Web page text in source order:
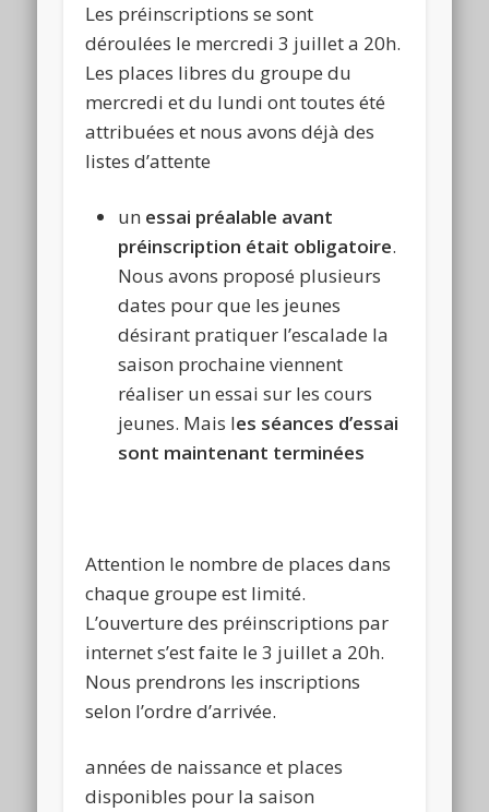
Les préinscriptions se sont
déroulées le mercredi 3 juillet a 20h.
Les places libres du groupe du
mercredi et du lundi ont toutes été
attribuées et nous avons déjà des
listes d’attente
un essai préalable avant
préinscription était obligatoire.
Nous avons proposé plusieurs
dates pour que les jeunes
désirant pratiquer l’escalade la
saison prochaine viennent
réaliser un essai sur les cours
jeunes. Mais les séances d’essai
sont maintenant terminées
Attention le nombre de places dans
chaque groupe est limité.
L’ouverture des préinscriptions par
internet s’est faite le 3 juillet a 20h.
Nous prendrons les inscriptions
selon l’ordre d’arrivée.
années de naissance et places
disponibles pour la saison